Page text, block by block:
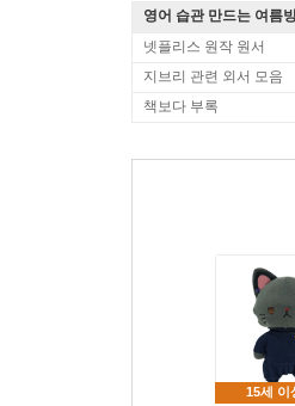
영어 습관 만드는 여름
넷플리스 원작 원서
지브리 관련 외서 모음
책보다 부록
15세 이